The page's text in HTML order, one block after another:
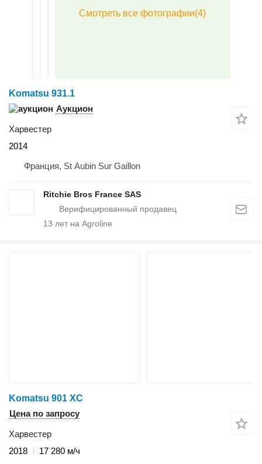
Komatsu 931.1
Аукцион
Харвестер
2014
Франция, St Aubin Sur Gaillon
Ritchie Bros France SAS
13 лет на Agroline
Komatsu 901 XC
Цена по запросу
Харвестер
2018
17 280 м/ч